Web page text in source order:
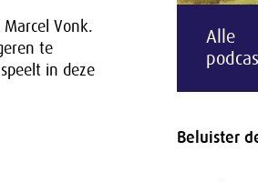
Vonk.
te
in deze
Alle
Beluister